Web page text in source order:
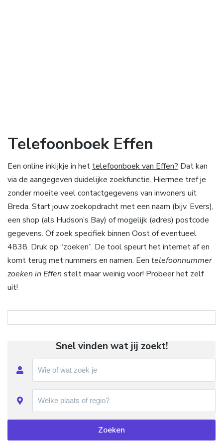
Telefoonboek Effen
Een online inkijkje in het telefoonboek van Effen? Dat kan
via de aangegeven duidelijke zoekfunctie. Hiermee tref je
zonder moeite veel contactgegevens van inwoners uit
Breda. Start jouw zoekopdracht met een naam (bijv. Evers),
een shop (als Hudson’s Bay) of mogelijk (adres) postcode
gegevens. Of zoek specifiek binnen Oost of eventueel
4838. Druk op “zoeken”. De tool speurt het internet af en
komt terug met nummers en namen. Een telefoonnummer
zoeken in Effen stelt maar weinig voor! Probeer het zelf
uit!
Snel vinden wat jij zoekt!